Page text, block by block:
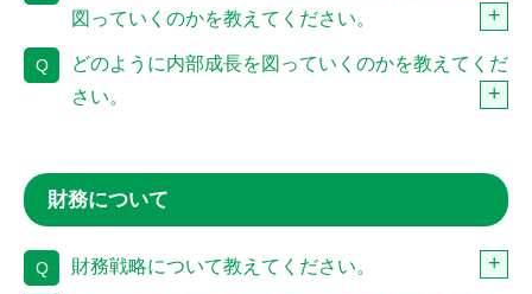
図っていくのかを教えてください。
Q
どのように内部成長を図っていくのかを教えてくだ
さい。
財務について
Q 財務戦略について教えてください。